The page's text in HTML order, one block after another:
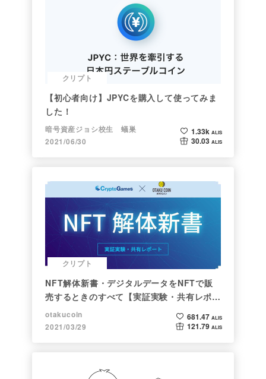
クリプト
【初心者向け】JPYCを購入して使ってみま
した！
暗号資産ジョシ校生 蟻巣
2021/06/30
1.33k ALIS
30.03 ALIS
クリプト
NFT解体新書・デジタルデータをNFTで販
売するときのすべて【実証実験・共有レポー
ト】
otakucoin
2021/03/29
681.47 ALIS
121.79 ALIS